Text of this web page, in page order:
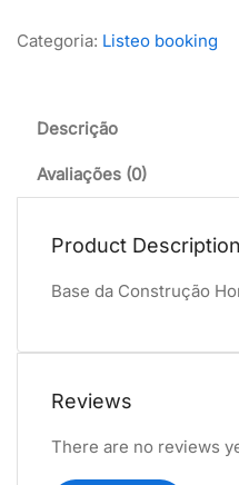
Categoria: Listeo booking
Descrição
Avaliações (0)
Product Description
Base da Construção
Reviews
There are no reviews